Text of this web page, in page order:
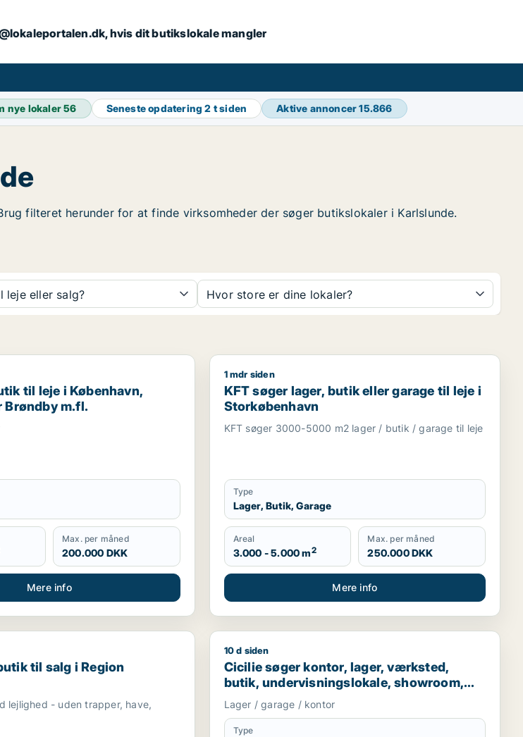
hvis dit butikslokale mangler
nye lokaler56 Seneste opdatering2 t siden Aktive annoncer15.866
filteret herunder for at finde virksomheder der søger butikslokaler i Karlslunde.
leje eller salg? Hvor store er dine lokaler?
eller garage til salg i Greve, Solrød eller Roskilde m.fl.
til leje i København, Glostrup eller Brøndby m.fl.
til leje i København,
Brøndby m.fl.
Max. per måned
200.000 DKK
Mere info
KFT søger lager, butik eller garage til leje i
1 mdr siden
KFT søger lager, butik eller garage til leje i
Storkøbenhavn
KFT søger 3000-5000 m2 lager / butik / garage til leje
Type
Lager, Butik, Garage
Areal
3.000 - 5.000 m2
Max. per måned
250.000 DKK
Mere info
til salg i Region Sjælland
til salg i Region
lejlighed - uden trapper, have,
Cicilie søger kontor, lager, værksted, butik,
10 d siden
Cicilie søger kontor, lager, værksted,
butik, undervisningslokale, showroom,
erhvervsgrund, produktionslokaler eller
garage til leje i Region Sjælland eller
Nordsjælland
Lager / garage / kontor
Type